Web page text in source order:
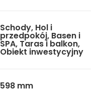
Schody, Hol i
przedpokój, Basen i
SPA, Taras i balkon,
Obiekt inwestycyjny
598 mm